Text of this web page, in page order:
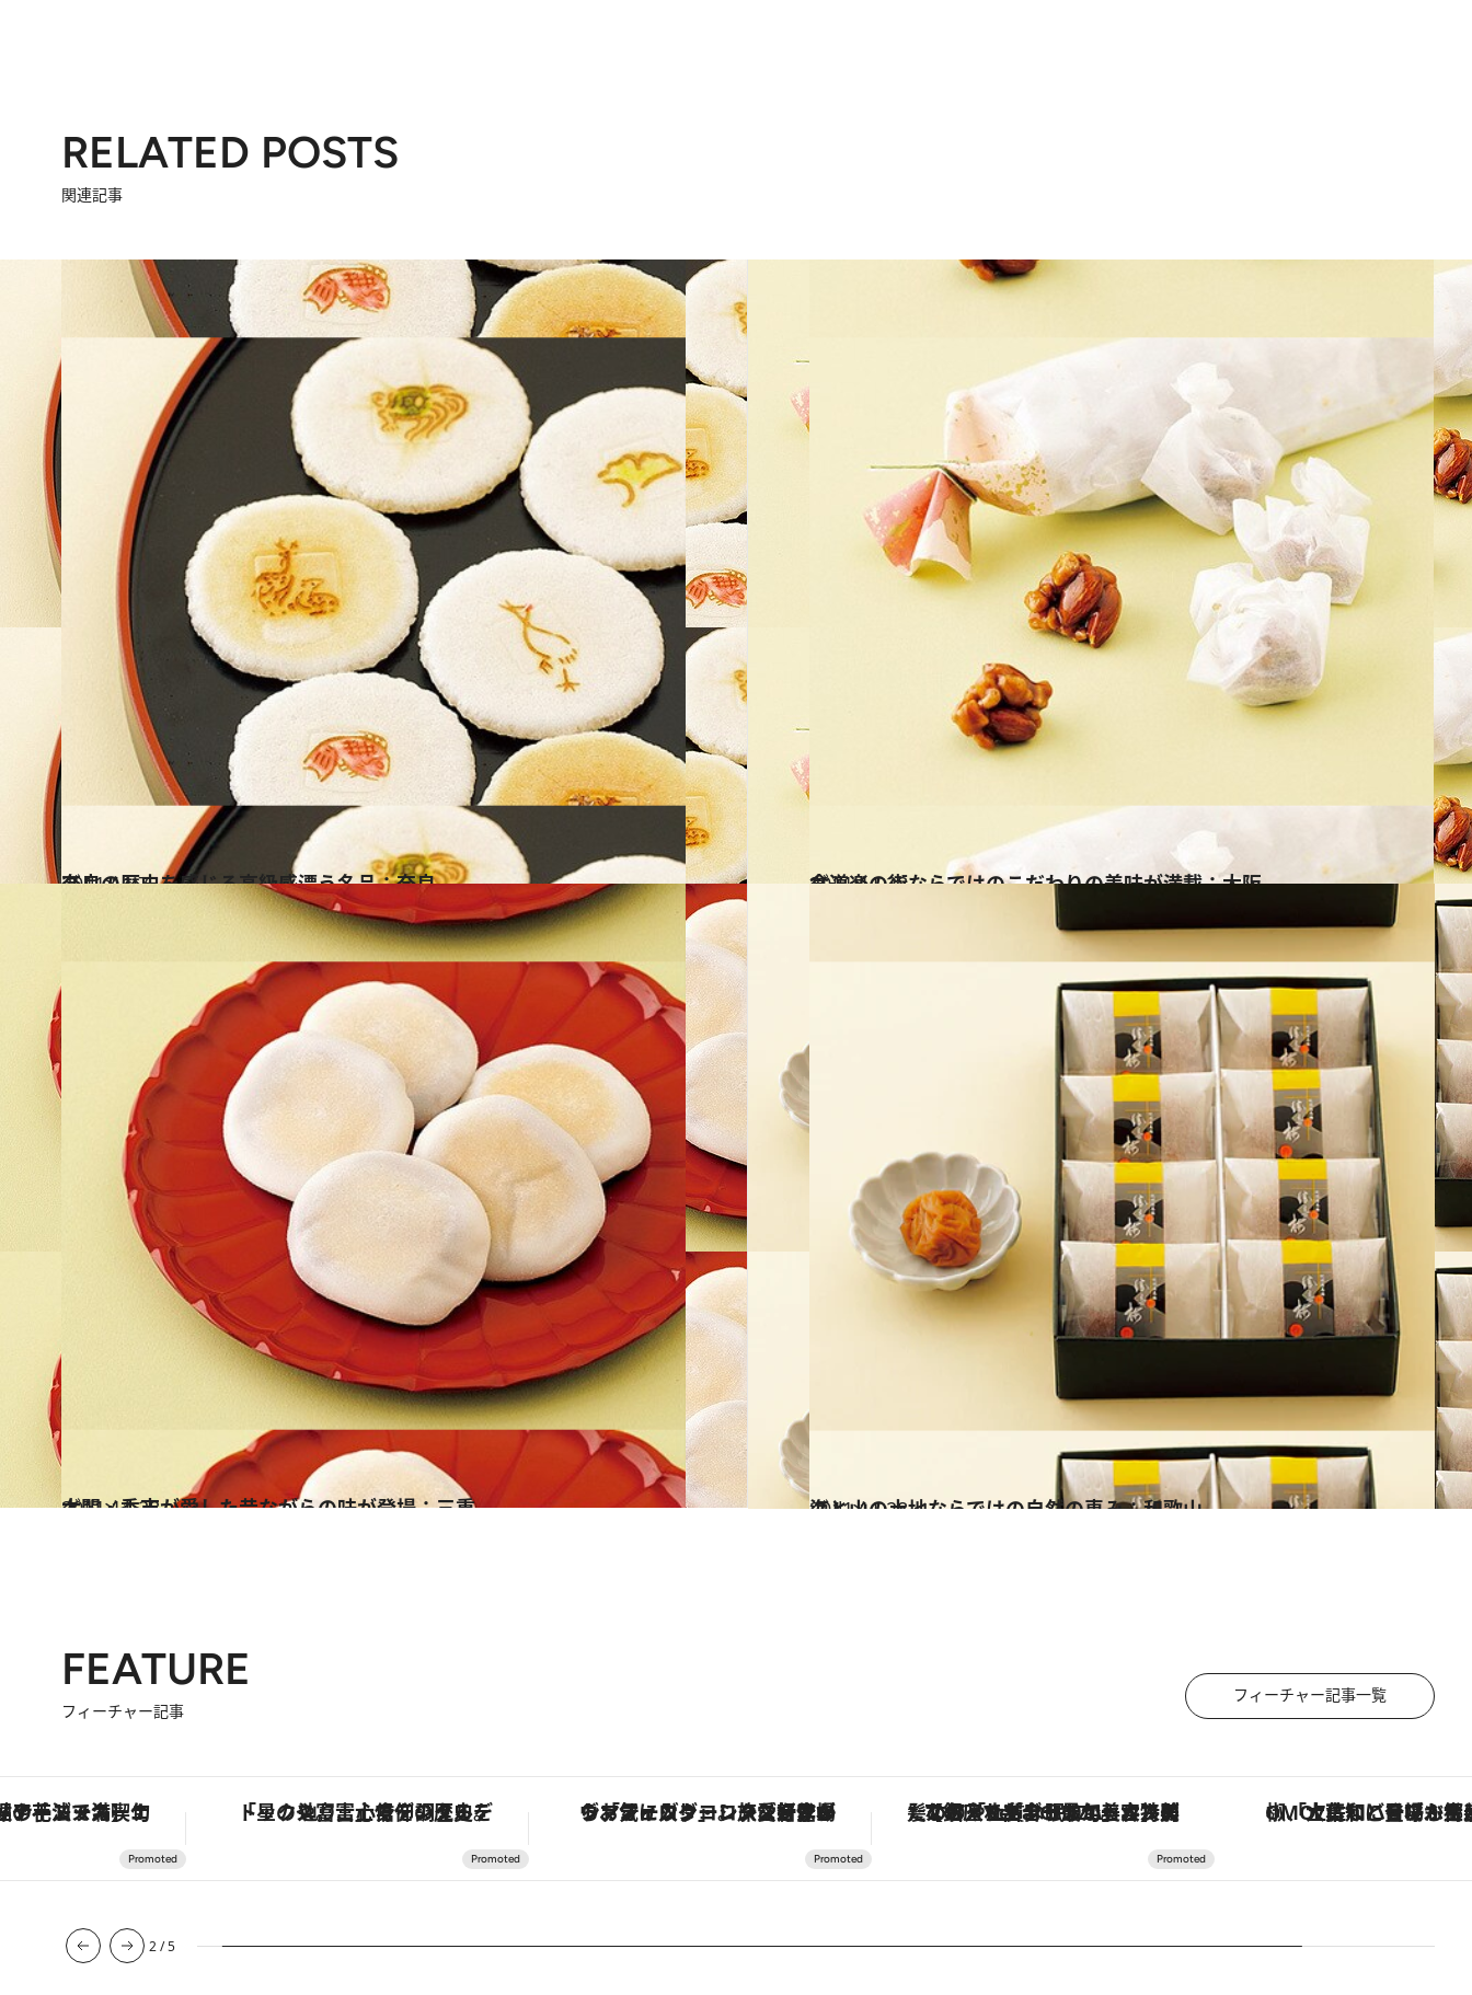
RELATED POSTS
関連記事
2011.11.7
奈良の歴史を感じる高級感漂う名品：奈良
グルメ 2011.11.28
食道楽の街ならではのこだわりの美味が満載：大阪
グルメ
2011.11.28
太閤・秀吉が愛した昔ながらの味が登場：三重
グルメ 2011.11.28
海と山の土地ならではの自然の恵み：和歌山
グルメ
FEATURE
フィーチャー記事
フィーチャー記事一覧
ズッキーニなどをイタリア・トスカーナの郷土料理の手法で満喫！ 「星のや富士」でデジタルデトックス。冨士信仰の歴史を辿り、心身を調える。 ヴァシュロン・コンスタンタン「オーヴァーシーズ・オートマティック」。旅愛好家のお気に入りコレクションから、ジェンダーレスな新作が登場 【銀座で出合う最旬美容】美髪ケアや上質な眠り…セルフケアのアップデートから、特別な名入れギフトまで。大人のための「ReFa GINZA」クルーズ 「土佐和ハーブかき氷」がOMO7高知に登場！生姜、山椒
2/5